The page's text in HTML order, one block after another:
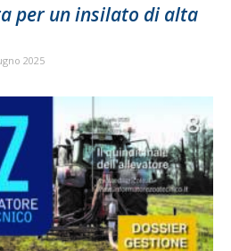
per un insilato di alta
2025